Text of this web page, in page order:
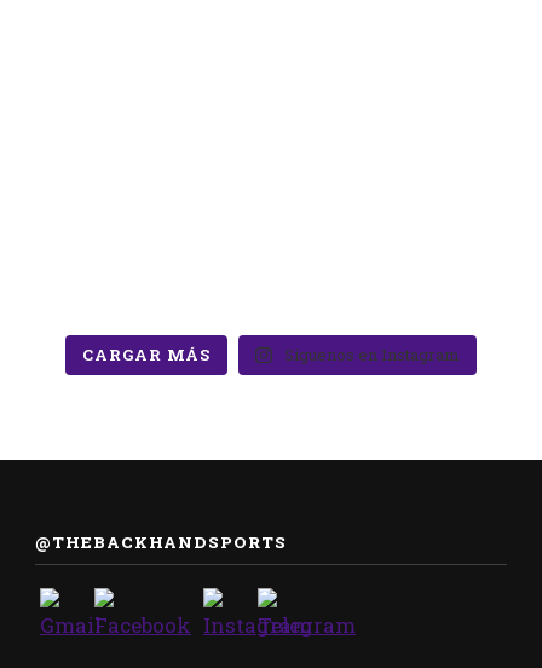
CARGAR MÁS Síguenos en Instagram
@THEBACKHANDSPORTS